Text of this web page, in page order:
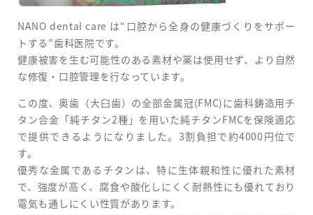
NANO dental care は“口腔から全身の健康づくりをサポー
トする”歯科医院です。
健康被害を生む可能性のある素材や薬は使用せず、より自然
な修復・口腔管理を行なっています。
この度、奥歯（大臼歯）の全部金属冠(FMC)に歯科鋳造用チ
タン合金「純チタン2種」を用いた純チタンFMCを保険適応
で提供できるようになりました。3割負担で約4000円位で
す。
優秀な金属であるチタンは、特に生体親和性に優れた素材
で、強度が高く、腐食や酸化しにくく耐熱性にも優れており
電気も通しにくい性質があります。